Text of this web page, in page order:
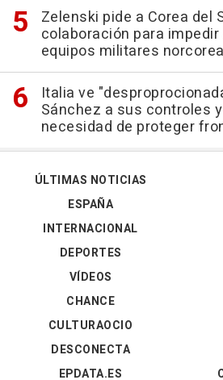
Zelenski pide a Corea del
colaboración para
equipos militares
Italia ve
Sánchez a sus controles
necesidad de proteger
ÚLTIMAS NOTICIAS
ESPAÑA
INTERNACIONAL
DEPORTES
VÍDEOS
CHANCE
CULTURAOCIO
DESCONECTA
EPDATA.ES